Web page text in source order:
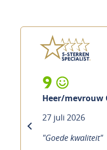
9
Heer/mevrouw
27 juli 2026
"Goede kwaliteit"